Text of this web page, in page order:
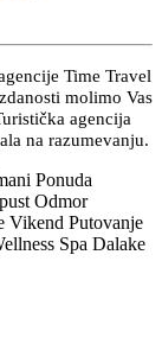
Time Travel
molimo Vas
agencija
na razumevanju.
Ponuda
Odmor
Vikend Putovanje
Spa Dalake